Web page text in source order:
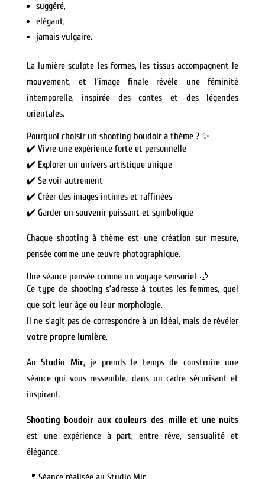
suggéré,
élégant,
jamais vulgaire.
La lumière sculpte les formes, les tissus accompagnent le
mouvement, et l’image finale révèle une féminité
intemporelle, inspirée des contes et des légendes
orientales.
Pourquoi choisir un shooting boudoir à thème ? ✨
✔️ Vivre une expérience forte et personnelle
✔️ Explorer un univers artistique unique
✔️ Se voir autrement
✔️ Créer des images intimes et raffinées
✔️ Garder un souvenir puissant et symbolique
Chaque shooting à thème est une création sur mesure,
pensée comme une œuvre photographique.
Une séance pensée comme un voyage sensoriel 🌙
Ce type de shooting s’adresse à toutes les femmes, quel
que soit leur âge ou leur morphologie.
Il ne s’agit pas de correspondre à un idéal, mais de révéler
votre propre lumière.
AuStudio Mir, je prends le temps de construire une
séance qui vous ressemble, dans un cadre sécurisant et
inspirant.
Shooting boudoir aux couleurs des mille et une nuits
est une expérience à part, entre rêve, sensualité et
élégance.